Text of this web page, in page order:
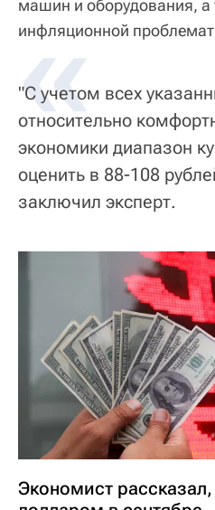
машин и оборудования, а
инфляционной
«
"С учетом всех
относительно
экономики диапазон
оценить в 88-108
заключил эксперт.
Экономист рассказал,